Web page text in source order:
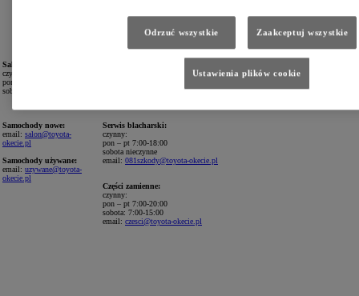
Salon sprzedaży:
czynny:
pon – pt 8:00-19:00
sobota 9:00-15:00
Samochody nowe:
email: salon@toyota-
okecie.pl
Samochody używane:
email: uzywane@toyota-
okecie.pl
Serwis blacharski:
czynny:
pon – pt 7:00-18:00
sobota nieczynne
email: 081szkody@toyota-okecie.pl
Części zamienne:
czynny:
pon – pt 7:00-20:00
sobota: 7:00-15:00
email: czesci@toyota-okecie.pl
Odrzuć wszystkie Zaakceptuj wszystkie
Ustawienia plików cookie